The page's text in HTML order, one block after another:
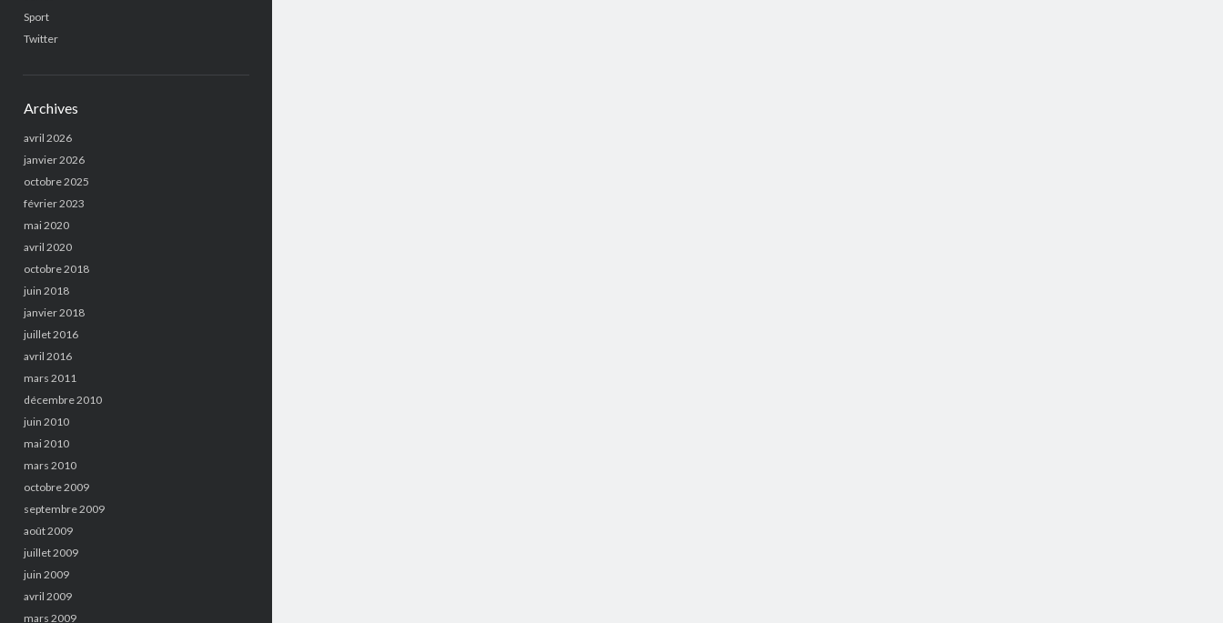
Sport
Twitter
Archives
avril 2026
janvier 2026
octobre 2025
février 2023
mai 2020
avril 2020
octobre 2018
juin 2018
janvier 2018
juillet 2016
avril 2016
mars 2011
décembre 2010
juin 2010
mai 2010
mars 2010
octobre 2009
septembre 2009
août 2009
juillet 2009
juin 2009
avril 2009
mars 2009